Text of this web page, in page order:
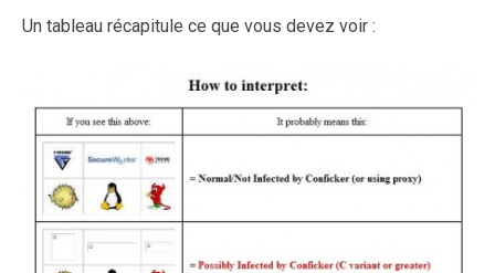
Un tableau récapitule ce que vous devez voir :